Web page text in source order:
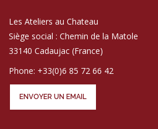
Les Ateliers au Chateau
Siège social : Chemin de la Matole
33140 Cadaujac (France)
Phone: +33(0)6 85 72 66 42
ENVOYER UN EMAIL